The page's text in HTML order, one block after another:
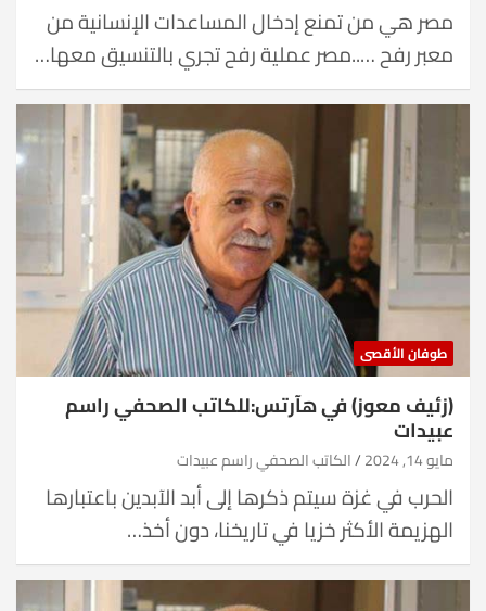
مصر هي من تمنع إدخال المساعدات الإنسانية من
معبر رفح …..مصر عملية رفح تجري بالتنسيق معها…
طوفان الأقصى
(زئيف معوز) في هآرتس:للكاتب الصحفي راسم
عبيدات
مايو 14, 2024 الكاتب الصحفي راسم عبيدات
الحرب في غزة سيتم ذكرها إلى أبد الآبدين باعتبارها
الهزيمة الأكثر خزيا في تاريخنا، دون أخذ…